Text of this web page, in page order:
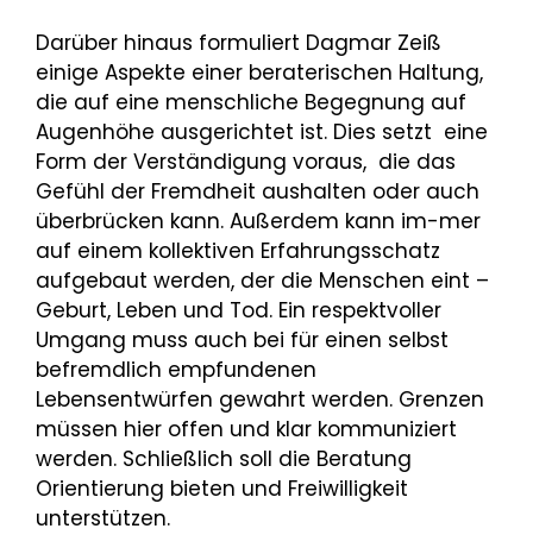
Darüber hinaus formuliert Dagmar Zeiß
einige Aspekte einer beraterischen Haltung,
die auf eine menschliche Begegnung auf
Augenhöhe ausgerichtet ist. Dies setzt eine
Form der Verständigung voraus, die das
Gefühl der Fremdheit aushalten oder auch
überbrücken kann. Außerdem kann im-mer
auf einem kollektiven Erfahrungsschatz
aufgebaut werden, der die Menschen eint –
Geburt, Leben und Tod. Ein respektvoller
Umgang muss auch bei für einen selbst
befremdlich empfundenen
Lebensentwürfen gewahrt werden. Grenzen
müssen hier offen und klar kommuniziert
werden. Schließlich soll die Beratung
Orientierung bieten und Freiwilligkeit
unterstützen.